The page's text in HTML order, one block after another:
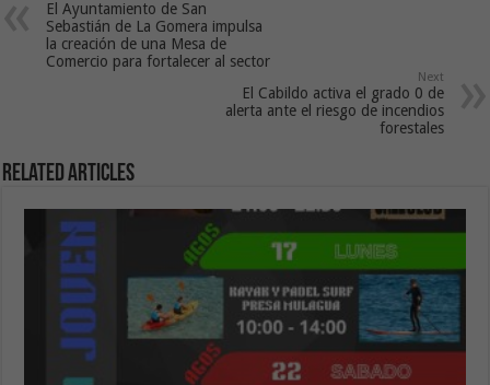
El Ayuntamiento de San
Sebastián de La Gomera impulsa
la creación de una Mesa de
Comercio para fortalecer al sector
Next
El Cabildo activa el grado 0 de
alerta ante el riesgo de incendios
forestales
Related Articles